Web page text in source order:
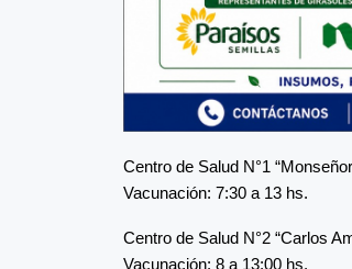
Centro de Salud N°1
Vacunación: 7:30 a 13 hs.
Centro de Salud N°2 “Carlos
Vacunación: 8 a 13:00 hs.